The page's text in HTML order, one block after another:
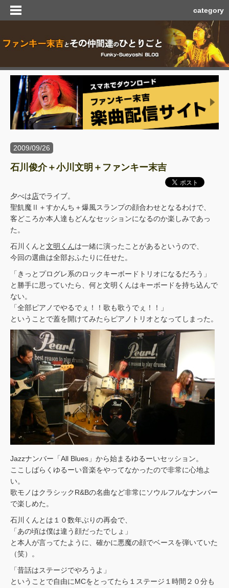
category
2009/09/26
石川俊介＋小川文明＋ファンキー末吉
夕べは店でライブ。
聖飢魔Ⅱ＋すかんち＋爆風スランプの顔合わせとなるわけで、
客どころか本人達もどんなセッションになるのか楽しみであっ
た。
石川くんと文明くんは一緒に演ったことがあるというので、
今回の選曲は全部おふたりに任せた。
「きっとプログレ系のロックキーボードトリオになるだろう」
と勝手に思っていたら、何と文明くんはキーボードを持ち込んで
ない。
「全部ピアノでやるでぇ！！歌も歌うでぇ！！」
ということで蓋を開けてみたらピアノトリオとなってしまった。
Jazzナンバー「All Blues」から始まるゆるーいセッション。
ここしばらくゆるーい音楽をやってなかったので非常に心地よ
い。
歌モノはクラシックR&Bの名曲など非常にソウルフルなナンバー
で楽しめた。
石川くんとは１０数年ぶりの再会で、
「あの頃は僕は違う顔だったでしょ」
と本人が言ってたように、確かに悪魔の顔でベースを弾いていた
（笑）。
「昔話はステージでやろうよ」
ということで自由にMCをとってたら１ステージ１時間２０分も